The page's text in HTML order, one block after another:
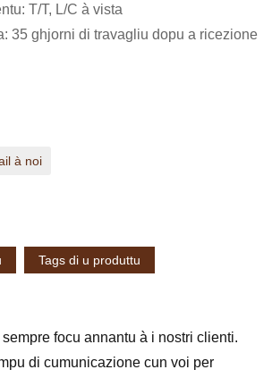
T/T, L/C à vista
35 ghjorni di travagliu dopu a ricezione
à noi
Tags di u produttu
focu annantu à i nostri clienti.
di cumunicazione cun voi per